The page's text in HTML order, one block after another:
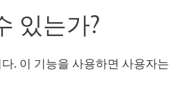
있는가?
. 이 기능을 사용하면 사용자는